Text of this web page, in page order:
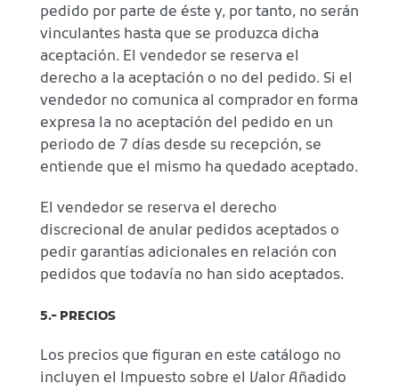
pedido por parte de éste y, por tanto, no serán
vinculantes hasta que se produzca dicha
aceptación. El vendedor se reserva el
derecho a la aceptación o no del pedido. Si el
vendedor no comunica al comprador en forma
expresa la no aceptación del pedido en un
periodo de 7 días desde su recepción, se
entiende que el mismo ha quedado aceptado.
El vendedor se reserva el derecho
discrecional de anular pedidos aceptados o
pedir garantías adicionales en relación con
pedidos que todavía no han sido aceptados.
5.- PRECIOS
Los precios que figuran en este catálogo no
incluyen el Impuesto sobre el Valor Añadido